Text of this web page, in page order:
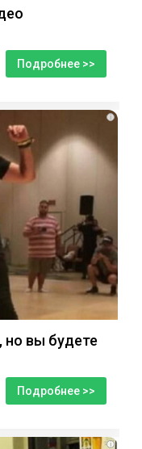
Подробнее >>
i
но вы будете
Подробнее >>
i